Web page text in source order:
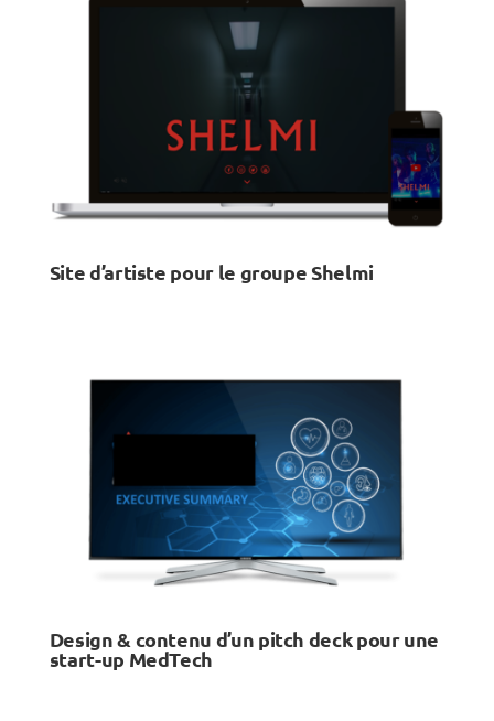
Site d’artiste pour le groupe Shelmi
Design & contenu d’un pitch deck pour une
start-up MedTech